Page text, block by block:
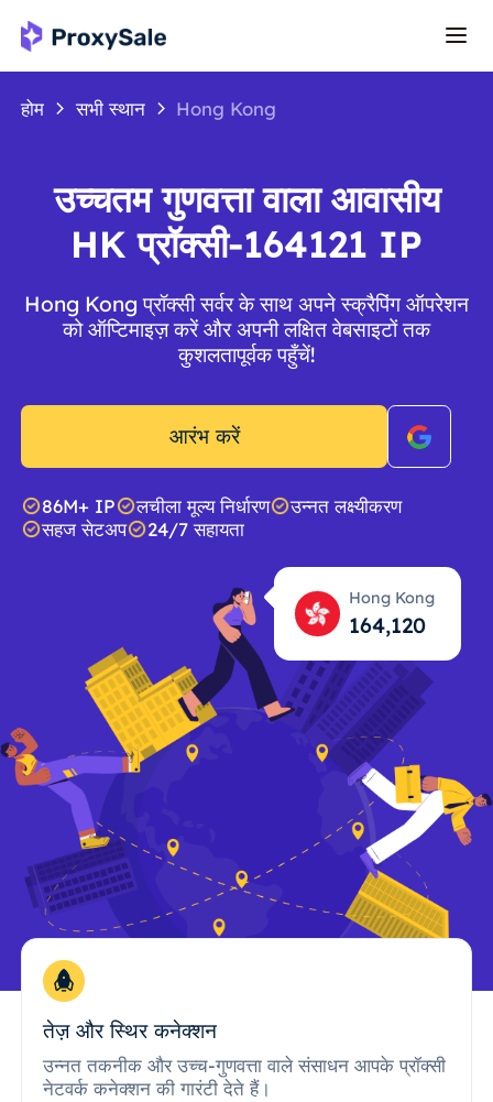
होम सभी स्थान Hong Kong
उच्चतम गुणवत्ता वाला आवासीय
HK प्रॉक्सी-164121 IP
Hong Kong प्रॉक्सी सर्वर के साथ अपने स्क्रैपिंग ऑपरेशन
को ऑप्टिमाइज़ करें और अपनी लक्षित वेबसाइटों तक
कुशलतापूर्वक पहुँचें!
आरंभ करें
86M+ IP लचीला मूल्य निर्धारण
उन्नत लक्ष्यीकरण
सहज सेटअप
24/7 सहायता
Hong Kong
164,121
तेज़ और स्थिर कनेक्शन
उन्नत तकनीक और उच्च-गुणवत्ता वाले संसाधन आपके प्रॉक्सी
नेटवर्क कनेक्शन की गारंटी देते हैं।